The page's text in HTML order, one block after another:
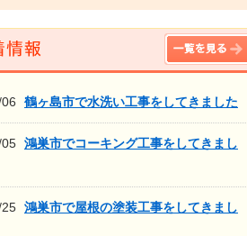
鶴ヶ島市で水洗い工事をしてきました
鴻巣市でコーキング工事をしてきまし
鴻巣市で屋根の塗装工事をしてきまし